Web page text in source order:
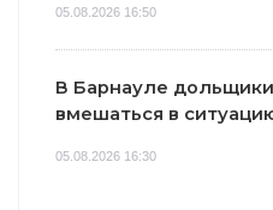
05.08.2026 16:50
В Барнауле
вмешаться в
05.08.2026 16:30